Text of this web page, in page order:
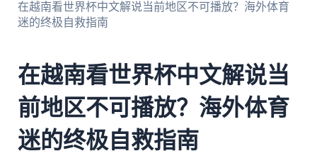
在越南看世界杯中文解说当前地区不可播放？海外体育
迷的终极自救指南
在越南看世界杯中文解说当
前地区不可播放？海外体育
迷的终极自救指南